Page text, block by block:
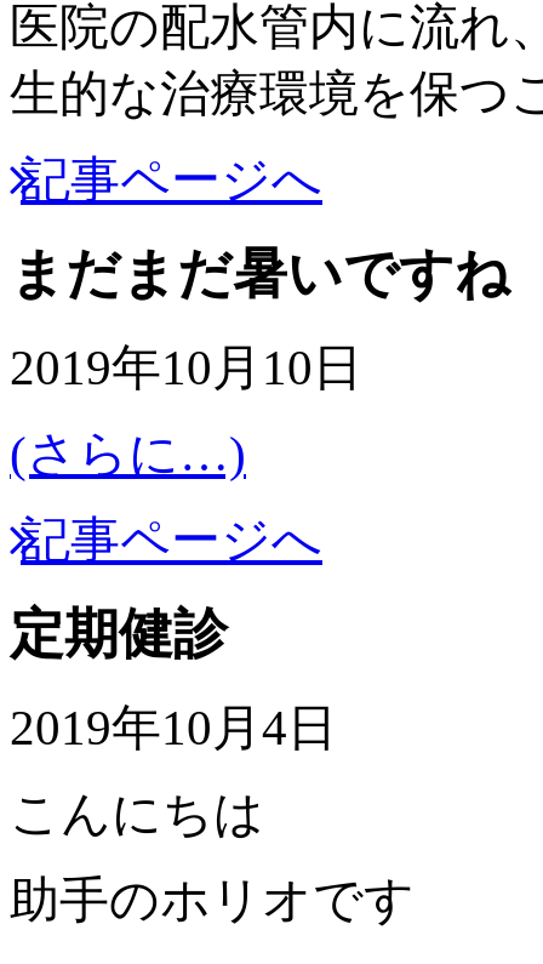
医院の配水管内に流れ
生的な治療環境を保つ
記事ページへ
まだまだ暑いですね
2019年10月10日
(さらに…)
記事ページへ
定期健診
2019年10月4日
こんにちは
助手のホリオです